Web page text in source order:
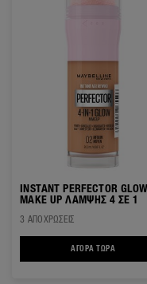
INSTANT PERFECTOR GLOW
MAKE UP ΛΑΜΨΗΣ 4 ΣΕ 1
3 ΑΠΟΧΡΏΣΕΙΣ
ΑΓΟΡΆ ΤΏΡΑ